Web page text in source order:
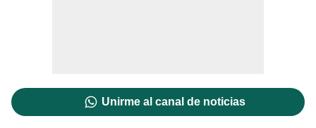
Unirme al canal de noticias